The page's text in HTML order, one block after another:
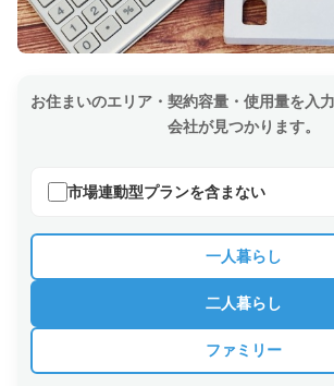
お住まいのエリア・契約容量・使用量を入
会社が見つかります。
市場連動型プランを含まない
一人暮らし
二人暮らし
ファミリー